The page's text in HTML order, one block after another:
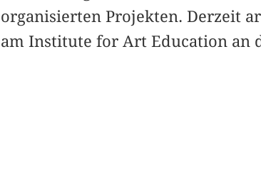
organisierten Projekten. Derzeit
am Institute for Art Education an